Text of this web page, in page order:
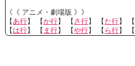
《《 アニメ・劇場版 》》
【あ行】 【か行】 【さ行】 【た行】 【
【は行】 【 ま行】 【や行】 【 ら行】 【